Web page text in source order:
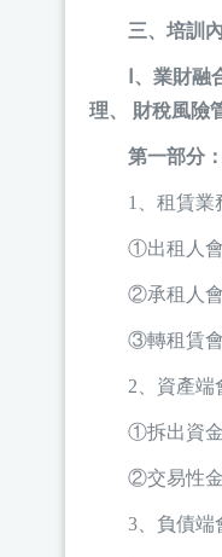
三、培訓
Ⅰ、業財融合
理、 財稅風險
第一部分：
1、租賃業
①出租人會
②承租人會
③轉租賃會
2、資產端
①拆出資金(
②交易性金
3、負債端